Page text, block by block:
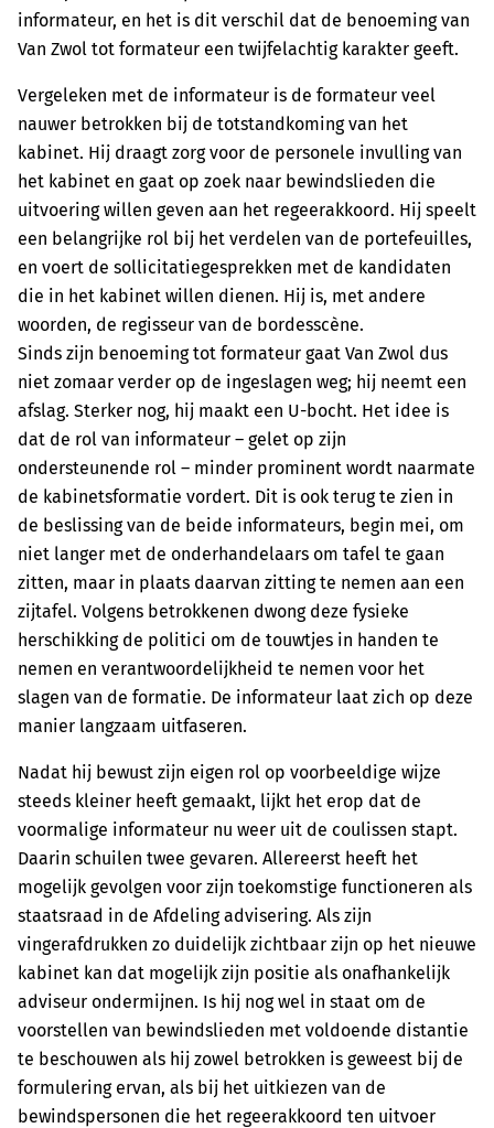
informateur, en het is dit verschil dat de benoeming van
Van Zwol tot formateur een twijfelachtig karakter geeft.
Vergeleken met de informateur is de formateur veel
nauwer betrokken bij de totstandkoming van het
kabinet. Hij draagt zorg voor de personele invulling van
het kabinet en gaat op zoek naar bewindslieden die
uitvoering willen geven aan het regeerakkoord. Hij speelt
een belangrijke rol bij het verdelen van de portefeuilles,
en voert de sollicitatiegesprekken met de kandidaten
die in het kabinet willen dienen. Hij is, met andere
woorden, de regisseur van de bordesscène.
Sinds zijn benoeming tot formateur gaat Van Zwol dus
niet zomaar verder op de ingeslagen weg; hij neemt een
afslag. Sterker nog, hij maakt een U-bocht. Het idee is
dat de rol van informateur – gelet op zijn
ondersteunende rol – minder prominent wordt naarmate
de kabinetsformatie vordert. Dit is ook terug te zien in
de beslissing van de beide informateurs, begin mei, om
niet langer met de onderhandelaars om tafel te gaan
zitten, maar in plaats daarvan zitting te nemen aan een
zijtafel. Volgens betrokkenen dwong deze fysieke
herschikking de politici om de touwtjes in handen te
nemen en verantwoordelijkheid te nemen voor het
slagen van de formatie. De informateur laat zich op deze
manier langzaam uitfaseren.
Nadat hij bewust zijn eigen rol op voorbeeldige wijze
steeds kleiner heeft gemaakt, lijkt het erop dat de
voormalige informateur nu weer uit de coulissen stapt.
Daarin schuilen twee gevaren. Allereerst heeft het
mogelijk gevolgen voor zijn toekomstige functioneren als
staatsraad in de Afdeling advisering. Als zijn
vingerafdrukken zo duidelijk zichtbaar zijn op het nieuwe
kabinet kan dat mogelijk zijn positie als onafhankelijk
adviseur ondermijnen. Is hij nog wel in staat om de
voorstellen van bewindslieden met voldoende distantie
te beschouwen als hij zowel betrokken is geweest bij de
formulering ervan, als bij het uitkiezen van de
bewindspersonen die het regeerakkoord ten uitvoer